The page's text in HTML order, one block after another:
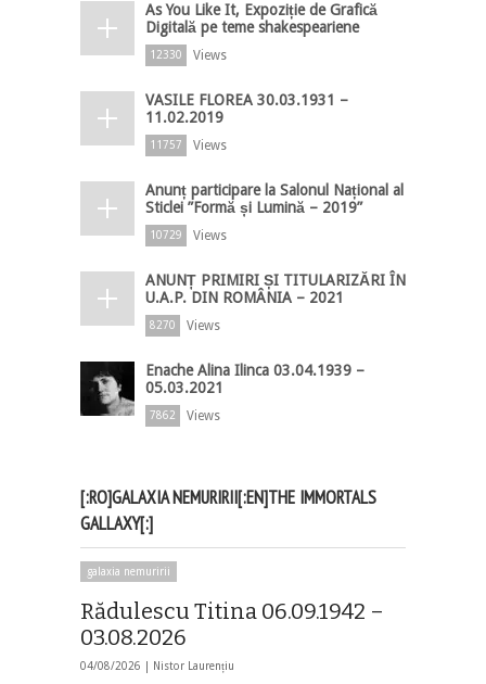
As You Like It, Expoziție de Grafică
Digitală pe teme shakespeariene
12330 Views
VASILE FLOREA 30.03.1931 –
11.02.2019
11757 Views
Anunț participare la Salonul Național al
Sticlei ”Formă și Lumină – 2019”
10729 Views
ANUNȚ PRIMIRI ȘI TITULARIZĂRI ÎN
U.A.P. DIN ROMÂNIA – 2021
8270 Views
Enache Alina Ilinca 03.04.1939 –
05.03.2021
7862 Views
[:RO]GALAXIA NEMURIRII[:EN]THE IMMORTALS
GALLAXY[:]
galaxia nemuririi
Rădulescu Titina 06.09.1942 –
03.08.2026
04/08/2026 | Nistor Laurențiu